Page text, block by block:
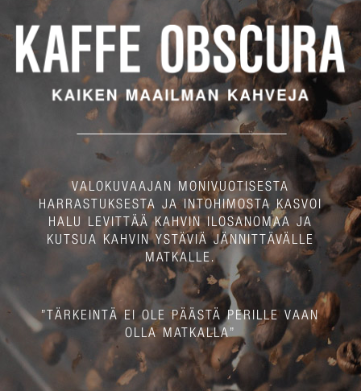
VALOKUVAAJAN MONIVUOTISESTA
HARRASTUKSESTA JA INTOHIMOSTA KASVOI
HALU LEVITTÄÄ KAHVIN ILOSANOMAA JA
KUTSUA KAHVIN YSTÄVIÄ JÄNNITTÄVÄLLE
MATKALLE.
”TÄRKEINTÄ EI OLE PÄÄSTÄ PERILLE VAAN
OLLA MATKALLA”